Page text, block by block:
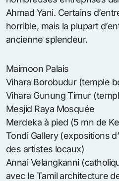
Ahmad Yani. Certains
horrible, mais la plupart
ancienne splendeur.
Maimoon Palais
Vihara Borobudur (temple
Vihara Gunung Timur
Mesjid Raya Mosquée
Merdeka à pied (5 mn de
Tondi Gallery (expositions
des artistes locaux)
Annai Velangkanni
avec le Tamil architecture